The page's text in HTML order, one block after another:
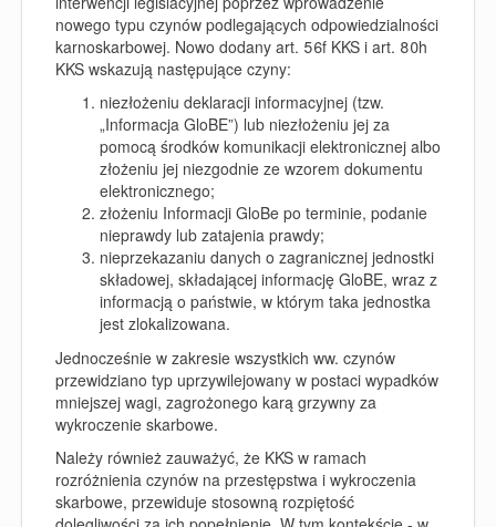
nowego typu czynów podlegających odpowiedzialności
karnoskarbowej. Nowo dodany art. 56f KKS i art. 80h
KKS wskazują następujące czyny:
niezłożeniu deklaracji informacyjnej (tzw.
„Informacja GloBE”) lub niezłożeniu jej za
pomocą środków komunikacji elektronicznej albo
złożeniu jej niezgodnie ze wzorem dokumentu
elektronicznego;
złożeniu Informacji GloBe po terminie, podanie
nieprawdy lub zatajenia prawdy;
nieprzekazaniu danych o zagranicznej jednostki
składowej, składającej informację GloBE, wraz z
informacją o państwie, w którym taka jednostka
jest zlokalizowana.
Jednocześnie w zakresie wszystkich ww. czynów
przewidziano typ uprzywilejowany w postaci wypadków
mniejszej wagi, zagrożonego karą grzywny za
wykroczenie skarbowe.
Należy również zauważyć, że KKS w ramach
rozróżnienia czynów na przestępstwa i wykroczenia
skarbowe, przewiduje stosowną rozpiętość